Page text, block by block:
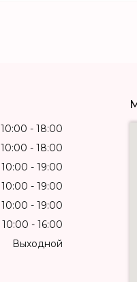
10:00
18:00
10:00
18:00
10:00
19:00
10:00
19:00
10:00
19:00
10:00
16:00
Выходной